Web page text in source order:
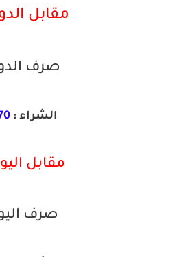
مقابل
صرف
الشراء :
مقابل
صرف